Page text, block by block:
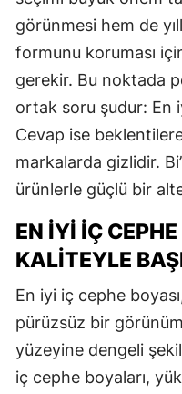
görünmesi hem de
formunu koruması
gerekir. Bu noktada
ortak soru şudur: En
Cevap ise
markalarda gizlidir.
ürünlerle güçlü bir
EN İYI İÇ
KALITEYLE
En iyi iç cephe
pürüzsüz bir
yüzeyine dengeli
iç cephe boyaları,